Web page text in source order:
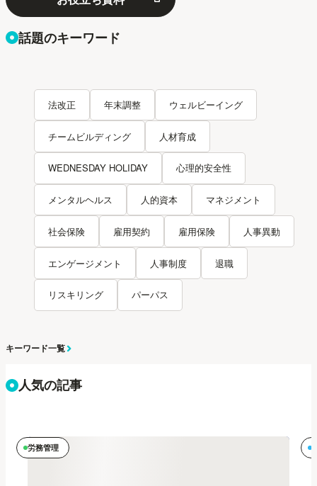
話題のキーワード
法改正 年末調整 ウェルビーイング
チームビルディング 人材育成
WEDNESDAY HOLIDAY 心理的安全性
メンタルヘルス 人的資本 マネジメント
社会保険 雇用契約 雇用保険 人事異動
エンゲージメント 人事制度 退職
リスキリング パーパス
キーワード一覧
人気の記事
労務管理